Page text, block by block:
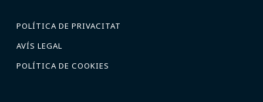
POLÍTICA DE PRIVACITAT
AVÍS LEGAL
POLÍTICA DE COOKIES